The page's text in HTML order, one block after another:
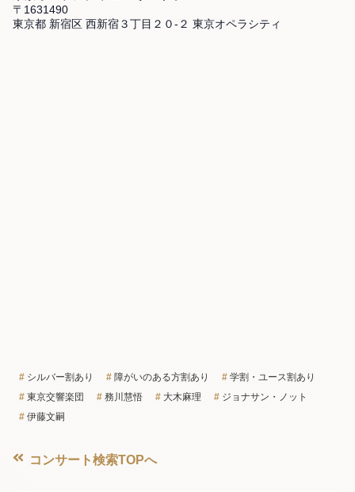
〒1631490
東京都 新宿区 西新宿３丁目２０-２ 東京オペラシティ
シルバー割あり 障がいのある方割あり
学割・ユース割あり
東京交響楽団
務川慧悟 大木麻理
ジョナサン・ノット
伊藤文嗣
コンサート検索TOPへ